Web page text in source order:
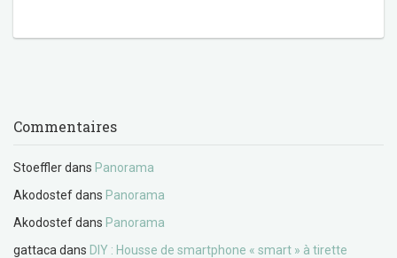
Commentaires
Stoefflerdans Panorama
Akodostefdans Panorama
Akodostefdans Panorama
gattaca dans DIY : Housse de smartphone « smart » à tirette